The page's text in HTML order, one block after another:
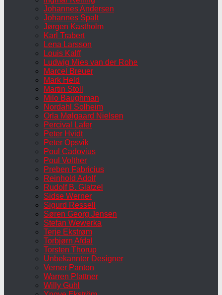
Johannes Andersen
Johannes Spalt
Jørgen Kastholm
Karl Trabert
Lena Larsson
Louis Kalff
Ludwig Mies van der Rohe
Marcel Breuer
Mark Held
Martin Stoll
Milo Baughman
Nordahl Solheim
Orla Mølgaard Nielsen
Percival Lafer
Peter Hvidt
Peter Opsvik
Poul Cadovius
Poul Volther
Preben Fabricius
Reinhold Adolf
Rudolf B. Glatzel
Sidse Werner
Sigurd Ressell
Søren Georg Jensen
Stefan Wewerka
Terje Ekstrøm
Torbjørn Afdal
Torsten Thorup
Unbekannter Designer
Verner Panton
Warren Plattner
Willy Guhl